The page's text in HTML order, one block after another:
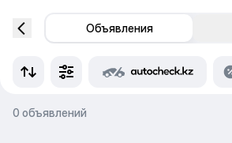
Объявления
0 объявлений